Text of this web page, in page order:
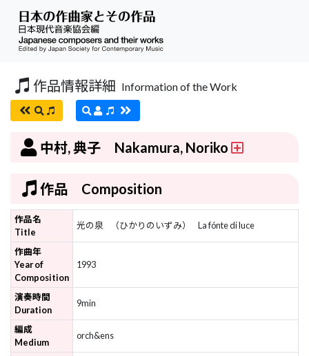
作品情報詳細 Information of the Work
中村, 典子 Nakamura, Noriko
作品 Composition
作品名
Title
光の泉 （ひかりのいずみ） La fónte di luce
作曲年
Year of
Composition
1993
演奏時間
Duration
9min
編成
Medium
orch&ens